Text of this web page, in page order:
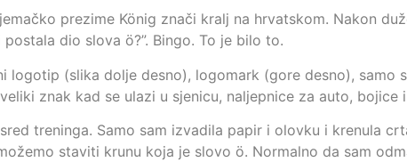
prezime König znači kralj na hrvatskom. Nakon
dio slova ö?”. Bingo. To je bilo to.
(slika dolje desno), logomark (gore desno), samo
znak kad se ulazi u sjenicu, naljepnice za auto, bojice
treninga. Samo sam izvadila papir i olovku i krenula
staviti krunu koja je slovo ö. Normalno da sam